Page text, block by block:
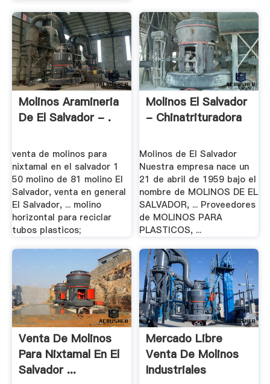
Molinos Aramineria
De El Salvador - .
venta de molinos para
nixtamal en el salvador 1
50 molino de 81 molino El
Salvador, venta en general
El Salvador, ... molino
horizontal para reciclar
tubos plasticos;
Molinos El Salvador
- Chinatrituradora
Molinos de El Salvador
Nuestra empresa nace un
21 de abril de 1959 bajo el
nombre de MOLINOS DE EL
SALVADOR, ... Proveedores
de MOLINOS PARA
PLASTICOS, ...
Venta De Molinos
Para Nixtamal En El
Salvador ...
Mercado Libre
Venta De Molinos
Industriales